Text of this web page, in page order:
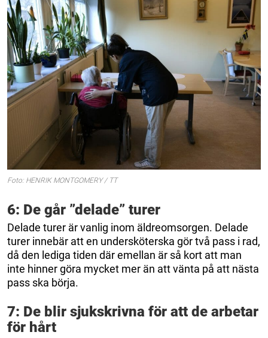
Foto: HENRIK MONTGOMERY / TT
6: De går ”delade” turer
Delade turer är vanlig inom äldreomsorgen. Delade
turer innebär att en undersköterska gör två pass i rad,
då den lediga tiden där emellan är så kort att man
inte hinner göra mycket mer än att vänta på att nästa
pass ska börja.
7: De blir sjukskrivna för att de arbetar
för hårt